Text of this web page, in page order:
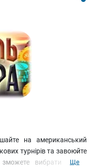
на американський
турнірів та завоюйте
вибрати рівень
Ще